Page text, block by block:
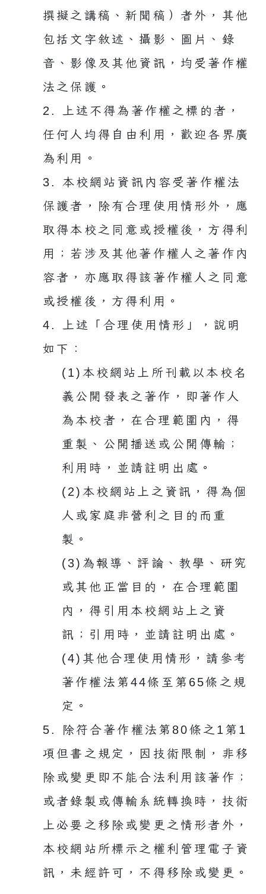
撰擬之講稿、新聞稿）者外，其他
包括文字敘述、攝影、圖片、錄
音、影像及其他資訊，均受著作權
法之保護。
2. 上述不得為著作權之標的者，
任何人均得自由利用，歡迎各界廣
為利用。
3. 本校網站資訊內容受著作權法
保護者，除有合理使用情形外，應
取得本校之同意或授權後，方得利
用；若涉及其他著作權人之著作內
容者，亦應取得該著作權人之同意
或授權後，方得利用。
4. 上述「合理使用情形」，說明
如下：
(1)本校網站上所刊載以本校名
義公開發表之著作，即著作人
為本校者，在合理範圍內，得
重製、公開播送或公開傳輸；
利用時，並請註明出處。
(2)本校網站上之資訊，得為個
人或家庭非營利之目的而重
製。
(3)為報導、評論、教學、研究
或其他正當目的，在合理範圍
內，得引用本校網站上之資
訊；引用時，並請註明出處。
(4)其他合理使用情形，請參考
著作權法第44條至第65條之規
定。
5. 除符合著作權法第80條之1第1
項但書之規定，因技術限制，非移
除或變更即不能合法利用該著作；
或者錄製或傳輸系統轉換時，技術
上必要之移除或變更之情形者外，
本校網站所標示之權利管理電子資
訊，未經許可，不得移除或變更。